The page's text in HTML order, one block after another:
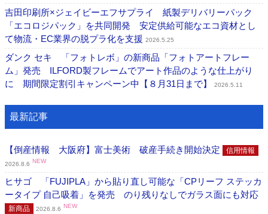
吉田印刷所×ジェイビーエフサプライ 紙製デリバリーパック
「エコロジパック」を共同開発 安定供給可能なエコ資材とし
て物流・EC業界の脱プラ化を支援 2026.5.25
ダンク セキ 「フォトレボ」の新商品「フォトアートフレー
ム」発売 ILFORD製フレームでアート作品のような仕上がり
に 期間限定割引キャンペーン中【８月31日まで】
2026.5.11
最新記事
【倒産情報 大阪府】富士美術 破産手続き開始決定 信用情報
2026.8.6 NEW
ヒサゴ 「FUJIPLA」から貼り直し可能な「CPリーフ ステッカ
ータイプ 自己吸着」を発売 のり残りなしでガラス面にも対応
新商品 2026.8.6 NEW